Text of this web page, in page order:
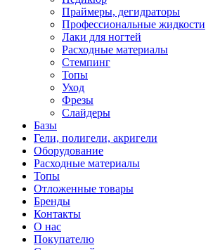
Праймеры, дегидраторы
Профессиональные жидкости
Лаки для ногтей
Расходные материалы
Стемпинг
Топы
Уход
Фрезы
Слайдеры
Базы
Гели, полигели, акригели
Оборудование
Расходные материалы
Топы
Отложенные товары
Бренды
Контакты
О нас
Покупателю